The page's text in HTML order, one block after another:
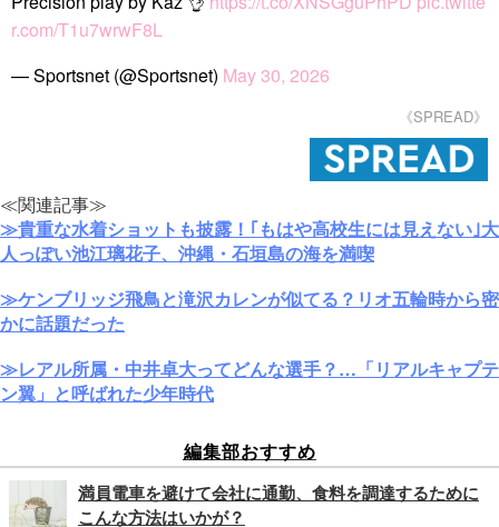
r.com/T1u7wrwF8L
— Sportsnet (@Sportsnet) May 30, 2026
《SPREAD》
≪関連記事≫
≫貴重な水着ショットも披露！｢もはや高校生には見えない｣大
人っぽい池江璃花子、沖縄・石垣島の海を満喫
≫ケンブリッジ飛鳥と滝沢カレンが似てる？リオ五輪時から密
かに話題だった
≫レアル所属・中井卓大ってどんな選手？…「リアルキャプテ
ン翼」と呼ばれた少年時代
編集部おすすめ
満員電車を避けて会社に通勤、食料を調達するために
こんな方法はいかが？